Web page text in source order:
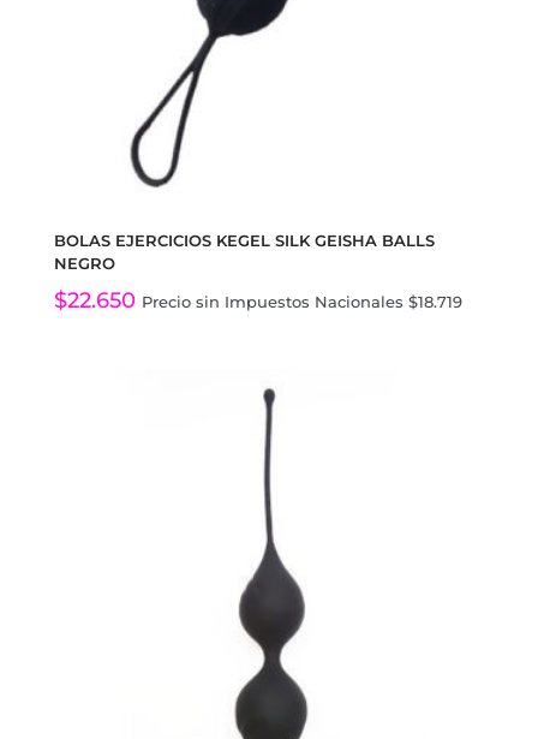
BOLAS EJERCICIOS KEGEL SILK GEISHA BALLS
NEGRO
$22.650 Precio sin Impuestos Nacionales $18.719